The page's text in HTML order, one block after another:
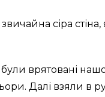
звичайна сіра
врятовані
Далі взяли в